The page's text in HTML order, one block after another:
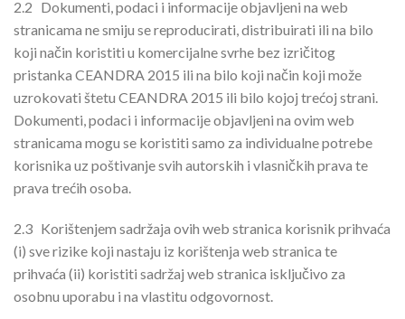
2.2 Dokumenti, podaci i informacije objavljeni na web
stranicama ne smiju se reproducirati, distribuirati ili na bilo
koji način koristiti u komercijalne svrhe bez izričitog
pristanka CEANDRA 2015 ili na bilo koji način koji može
uzrokovati štetu CEANDRA 2015 ili bilo kojoj trećoj strani.
Dokumenti, podaci i informacije objavljeni na ovim web
stranicama mogu se koristiti samo za individualne potrebe
korisnika uz poštivanje svih autorskih i vlasničkih prava te
prava trećih osoba.
2.3 Korištenjem sadržaja ovih web stranica korisnik prihvaća
(i) sve rizike koji nastaju iz korištenja web stranica te
prihvaća (ii) koristiti sadržaj web stranica isključivo za
osobnu uporabu i na vlastitu odgovornost.